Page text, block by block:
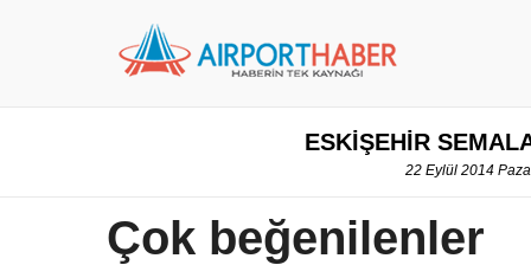
ESKİŞEHİR
22 Eylül 2014
Çok beğenilenler